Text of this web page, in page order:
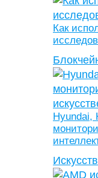
Как
Hyundai,